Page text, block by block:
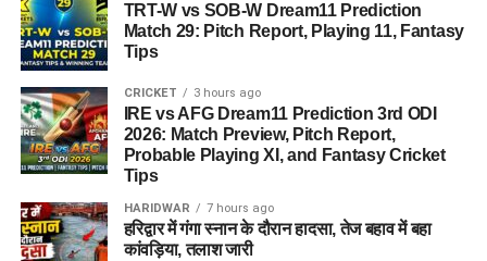
TRT-W vs SOB-W Dream11 Prediction
Match 29: Pitch Report, Playing 11, Fantasy
Tips
CRICKET 3 hours ago
IRE vs AFG Dream11 Prediction 3rd ODI
2026: Match Preview, Pitch Report,
Probable Playing XI, and Fantasy Cricket
Tips
HARIDWAR 7 hours ago
हरिद्वार में गंगा स्नान के दौरान हादसा, तेज बहाव में बहा
कांवड़िया, तलाश जारी